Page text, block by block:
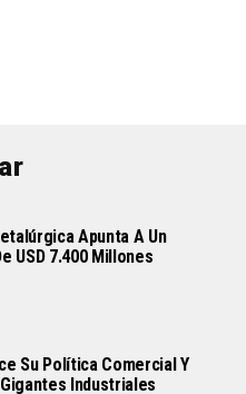
Apunta A Un
USD 7.400 Millones
Su Política Comercial Y
Industriales